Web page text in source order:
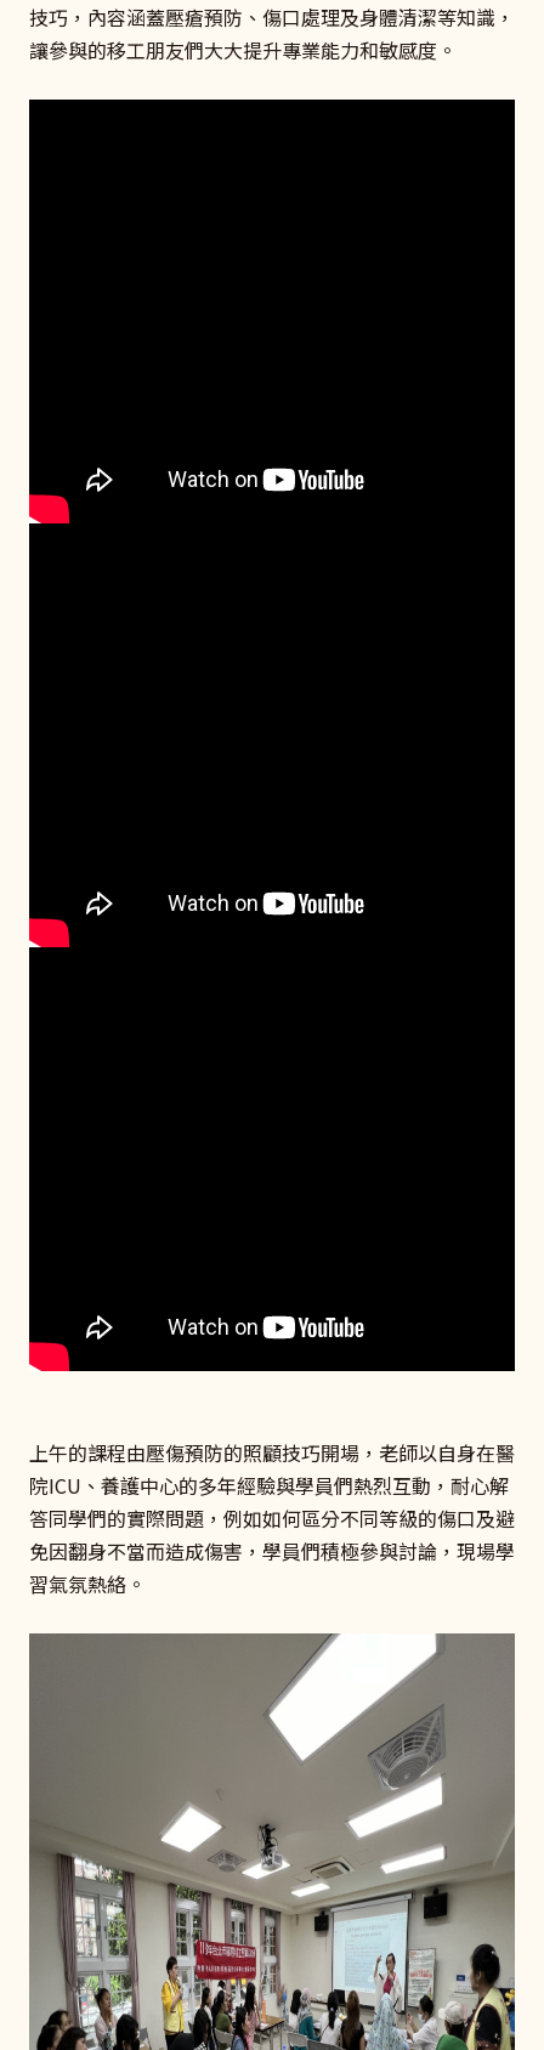
技巧，內容涵蓋壓瘡預防、傷口處理及身體清潔等知識，
讓參與的移工朋友們大大提升專業能力和敏感度。
上午的課程由壓傷預防的照顧技巧開場，老師以自身在醫
院ICU、養護中心的多年經驗與學員們熱烈互動，耐心解
答同學們的實際問題，例如如何區分不同等級的傷口及避
免因翻身不當而造成傷害，學員們積極參與討論，現場學
習氣氛熱絡。